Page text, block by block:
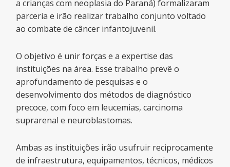
a crianças com neoplasia do Paraná) formalizaram
parceria e irão realizar trabalho conjunto voltado
ao combate de câncer infantojuvenil.
O objetivo é unir forças e a expertise das
instituições na área. Esse trabalho prevê o
aprofundamento de pesquisas e o
desenvolvimento dos métodos de diagnóstico
precoce, com foco em leucemias, carcinoma
suprarenal e neuroblastomas.
Ambas as instituições irão usufruir reciprocamente
de infraestrutura, equipamentos, técnicos, médicos